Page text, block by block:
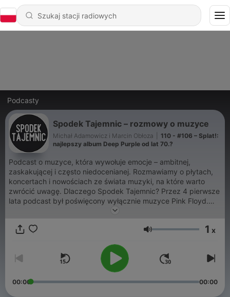
Podcasty
Spodek Tajemnic – rozmowy o muzyce
Michał Adamowicz i Marcin Obłoza
110 - #106 – Splat!:
najlepszy album Deep Purple od lat 70.?
Podcast o muzyce, która wywołuje emocje – ambitnej,
zaskakującej i często niedocenianej. Rozmawiamy o płytach,
koncertach i nowościach ze świata muzyki, na które warto
zwrócić uwagę. Dlaczego Spodek Tajemnic? Przez 4 pierwsze
lata podcast był poświęcony wyłącznie muzyce Pink Floyd.
Nazwa to rodzimy odpowiednik tytułu jednej z płyt zespołu – A
o godz. 17:00. Rozmawiają: Michał Adamowicz i Marcin
Głośność 1 x
00:00 00:00